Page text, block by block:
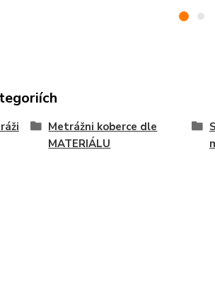
Metrážni koberce dle
MATERIÁLU